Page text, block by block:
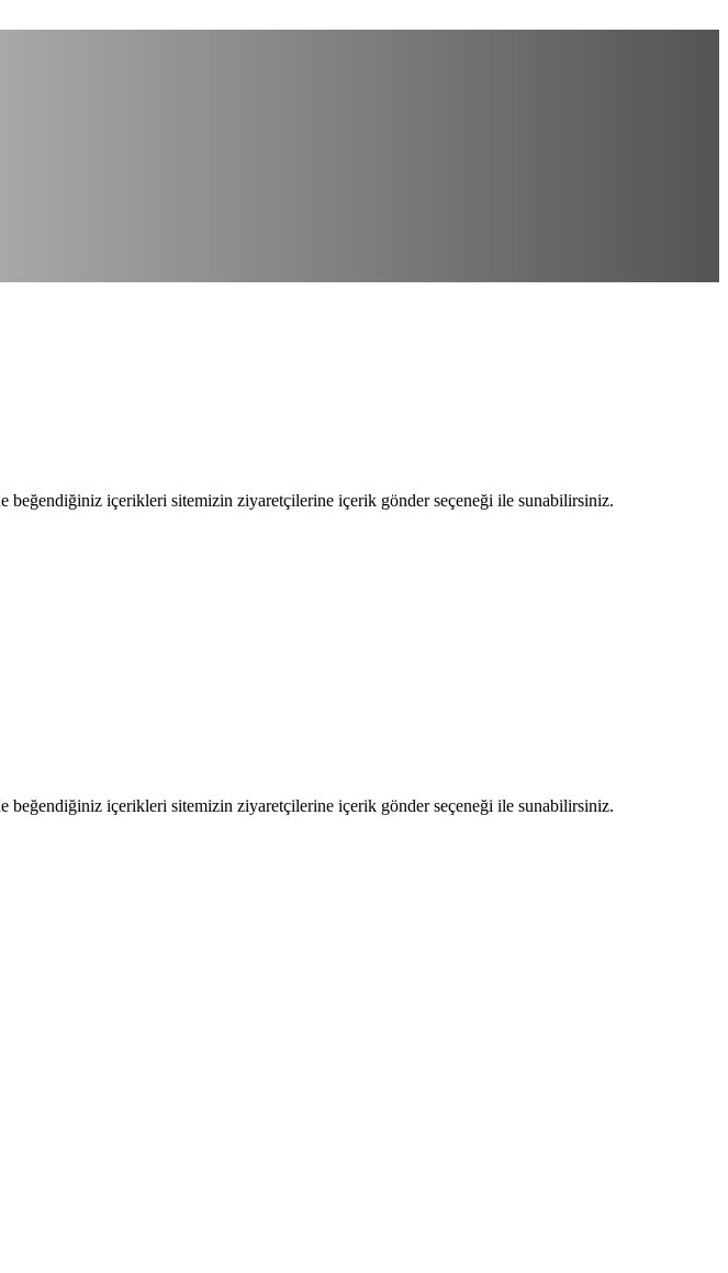
içerikleri sitemizin ziyaretçilerine içerik gönder seçeneği ile sunabilirsiniz.
içerikleri sitemizin ziyaretçilerine içerik gönder seçeneği ile sunabilirsiniz.